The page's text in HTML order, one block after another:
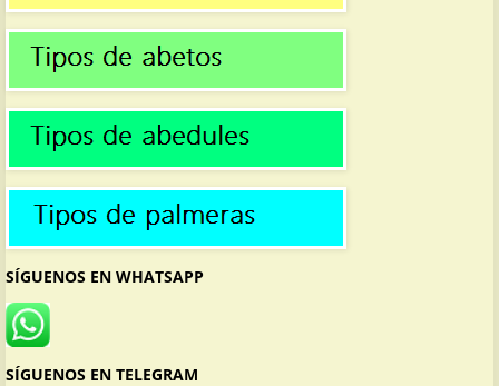
SÍGUENOS EN WHATSAPP
SÍGUENOS EN TELEGRAM